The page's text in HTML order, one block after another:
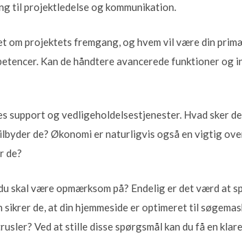
til projektledelse og kommunikation.
om projektets fremgang, og hvem vil være din
Kan de håndtere avancerede funktioner
support og vedligeholdelsestjenester. Hvad sker
de? Økonomi er naturligvis også en vigtig
de?
skal være opmærksom på? Endelig er det værd at
de, at din hjemmeside er optimeret til
Ved at stille disse spørgsmål kan du få en